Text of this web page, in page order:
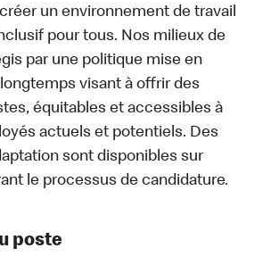
créer un environnement de travail
pour tous. Nos milieux de
par une politique mise en
visant à offrir des
équitables et accessibles à
actuels et potentiels. Des
sont disponibles sur
le processus de candidature.
poste